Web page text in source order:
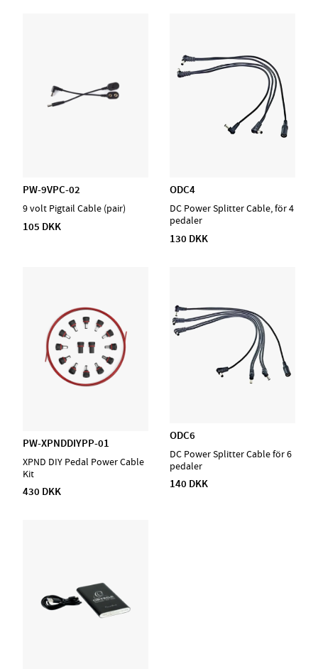
PW-9VPC-02
9 volt Pigtail Cable (pair)
105 DKK
ODC4
DC Power Splitter Cable, för 4
pedaler
130 DKK
PW-XPNDDIYPP-01
XPND DIY Pedal Power Cable
Kit
430 DKK
ODC6
DC Power Splitter Cable för 6
pedaler
140 DKK